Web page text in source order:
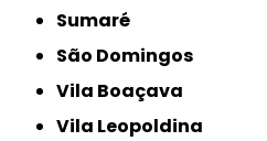
Sumaré
São Domingos
Vila Boaçava
Vila Leopoldina